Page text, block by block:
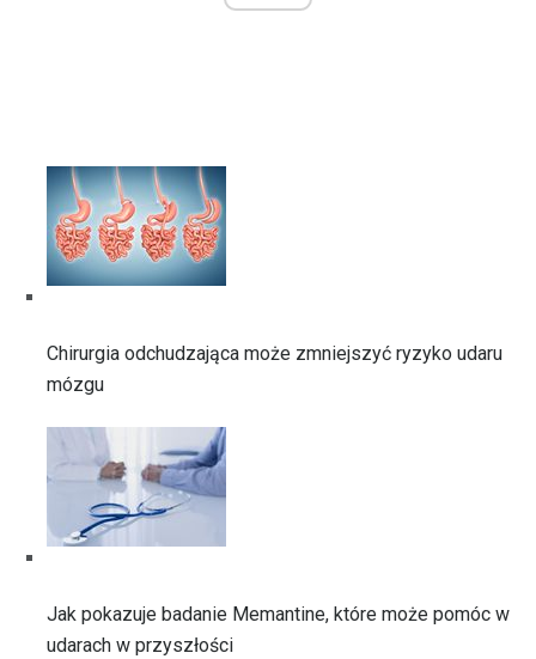
Chirurgia odchudzająca może zmniejszyć ryzyko udaru
mózgu
Jak pokazuje badanie Memantine, które może pomóc w
udarach w przyszłości